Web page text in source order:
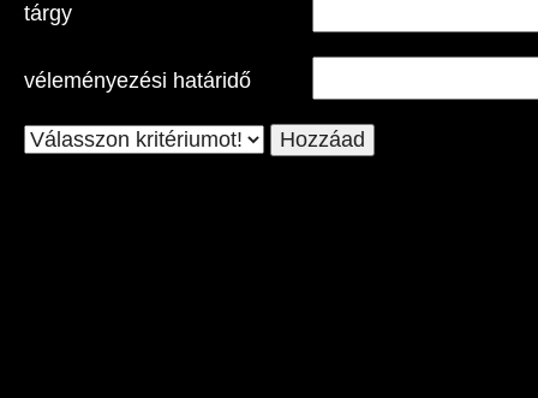
Hozzáad
tárgy
véleményezési határidő